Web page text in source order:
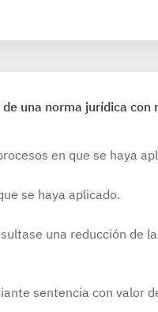
una norma jurídica con
en que se haya
se haya aplicado.
una reducción de
sentencia con valor